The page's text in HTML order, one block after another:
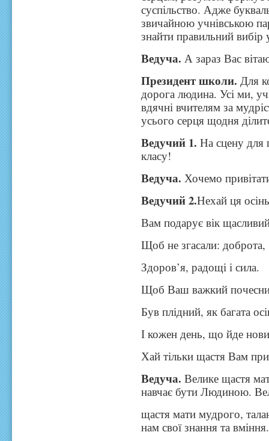
суспільство. Адже
звичайною учнівською
знайти правильний вибір
Ведуча.А зараз Вас
Президент школи.Для
дорога людина. Усі ми,
вдячні вчителям за
усього серця щодня
Ведучий 1.На сцену для
класу!
Ведуча.Хочемо
Ведучий 2.Нехай ця
Вам подарує вік
Щоб не згасали: доброта,
Здоров’я, радощі і сила.
Щоб Ваш важкий
Був плідний, як багата
І кожен день, що йде
Хай тільки щастя Вам
Ведуча.Велике щастя
навчає бути Людиною.
щастя мати мудрого,
нам свої знання та вміння.